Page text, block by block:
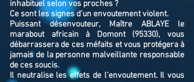
inhabituel selon vos proches ?
Ce sont les signes d’un envoutement violent.
Puissant désenvouteur,
Maître ABLAYE
le
marabout africain à Domont (95330),
vous
débarrassera de ces méfaits et vous protégera à
jamais de la personne malveillante responsable
de ces soucis.
Il neutralise les effets de l’envoutement. Il vous